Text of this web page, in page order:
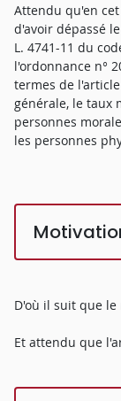
Attendu qu'en
d'avoir dépassé
L. 4741-11 du
l'ordonnance n°
termes de
générale, le taux
personnes
les personnes
D'où il suit que le
Et attendu que